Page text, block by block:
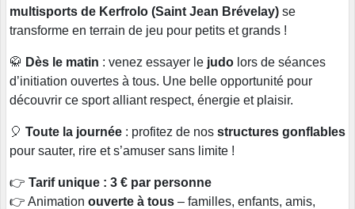
multisports de Kerfrolo (Saint Jean Brévelay) se
transforme en terrain de jeu pour petits et grands !
🥋 Dès le matin : venez essayer le judo lors de séances
d’initiation ouvertes à tous. Une belle opportunité pour
découvrir ce sport alliant respect, énergie et plaisir.
🎈 Toute la journée : profitez de nos structures gonflables
pour sauter, rire et s’amuser sans limite !
👉 Tarif unique : 3 € par personne
👉 Animation ouverte à tous – familles, enfants, amis,